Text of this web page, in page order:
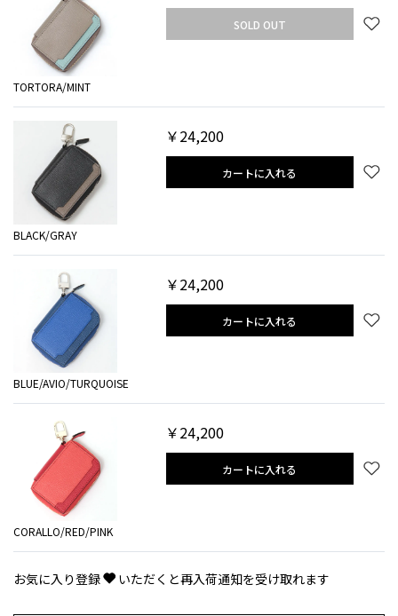
TORTORA/MINT
SOLD OUT
BLACK/GRAY
￥24,200
カートに入れる
BLUE/AVIO/TURQUOISE
￥24,200
カートに入れる
CORALLO/RED/PINK
￥24,200
カートに入れる
お気に入り登録 いただくと再入荷通知を受け取れます